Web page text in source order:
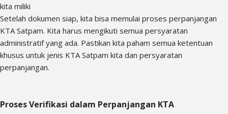
kita miliki
Setelah dokumen siap, kita bisa memulai proses perpanjangan
KTA Satpam. Kita harus mengikuti semua persyaratan
administratif yang ada. Pastikan kita paham semua ketentuan
khusus untuk jenis KTA Satpam kita dan persyaratan
perpanjangan.
Proses Verifikasi dalam Perpanjangan KTA